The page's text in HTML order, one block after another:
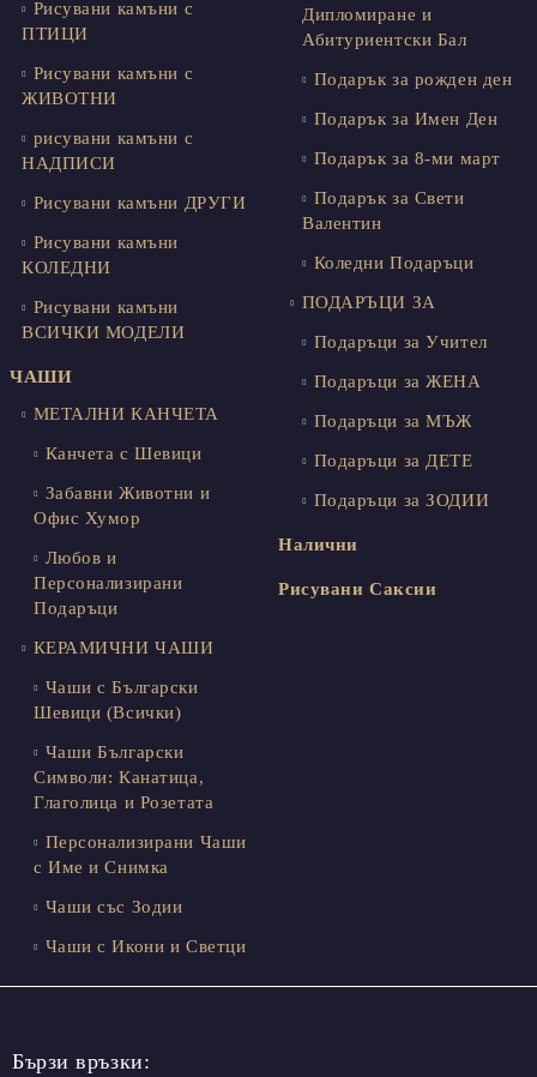
Рисувани камъни с
ПТИЦИ
Рисувани камъни с
ЖИВОТНИ
рисувани камъни с
НАДПИСИ
Рисувани камъни ДРУГИ
Рисувани камъни
КОЛЕДНИ
Рисувани камъни
ВСИЧКИ МОДЕЛИ
ЧАШИ
МЕТАЛНИ КАНЧЕТА
Канчета с Шевици
Забавни Животни и
Офис Хумор
Любов и
Персонализирани
Подаръци
КЕРАМИЧНИ ЧАШИ
Чаши с Български
Шевици (Всички)
Чаши Български
Символи: Канатица,
Глаголица и Розетата
Персонализирани Чаши
с Име и Снимка
Чаши със Зодии
Чаши с Икони и Светци
Дипломиране и
Абитуриентски Бал
Подарък за рожден ден
Подарък за Имен Ден
Подарък за 8-ми март
Подарък за Свети
Валентин
Коледни Подаръци
ПОДАРЪЦИ ЗА
Подаръци за Учител
Подаръци за ЖЕНА
Подаръци за МЪЖ
Подаръци за ДЕТЕ
Подаръци за ЗОДИИ
Налични
Рисувани Саксии
Бързи връзки: